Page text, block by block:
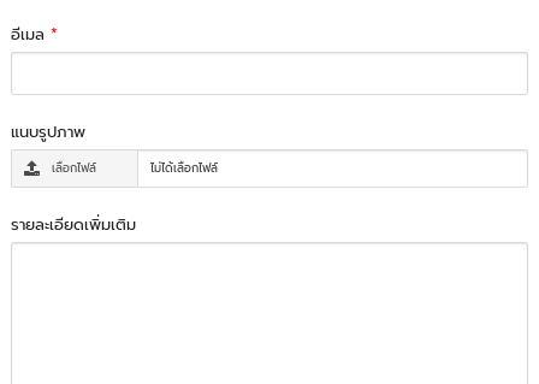
อีเมล*
แนบรูปภาพ
เลือกไฟล์ ไม่ได้เลือกไฟล์
รายละเอียดเพิ่มเติม